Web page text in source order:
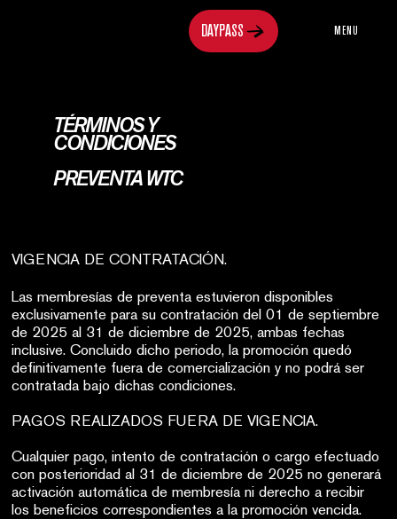
MENU
TÉRMINOS Y
CONDICIONES
PREVENTA WTC
VIGENCIA DE CONTRATACIÓN.
Las membresías de preventa estuvieron disponibles
exclusivamente para su contratación del 01 de septiembre
de 2025 al 31 de diciembre de 2025, ambas fechas
inclusive. Concluido dicho periodo, la promoción quedó
definitivamente fuera de comercialización y no podrá ser
contratada bajo dichas condiciones.
PAGOS REALIZADOS FUERA DE VIGENCIA.
Cualquier pago, intento de contratación o cargo efectuado
con posterioridad al 31 de diciembre de 2025 no generará
activación automática de membresía ni derecho a recibir
los beneficios correspondientes a la promoción vencida.